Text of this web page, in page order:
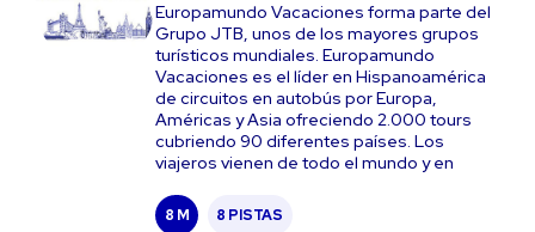
Europamundo Vacaciones forma parte del
Grupo JTB, unos de los mayores grupos
turísticos mundiales. Europamundo
Vacaciones es el líder en Hispanoamérica
de circuitos en autobús por Europa,
Américas y Asia ofreciendo 2.000 tours
cubriendo 90 diferentes países. Los
viajeros vienen de todo el mundo y en
8 M 8 PISTAS